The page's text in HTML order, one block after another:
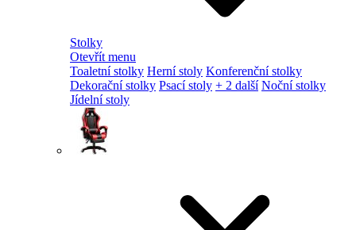
Stolky
Otevřít menu
Toaletní stolky Herní stoly Konferenční stolky
Dekorační stolky Psací stoly + 2 další Noční stolky
Jídelní stoly